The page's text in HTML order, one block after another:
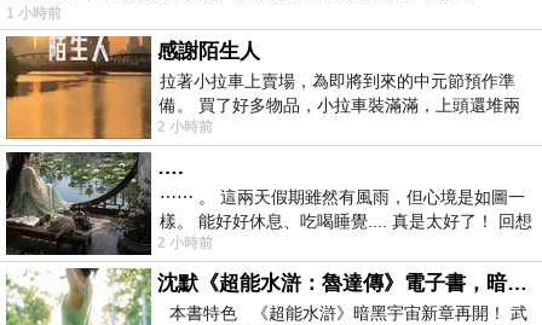
1 小時前
感謝陌生人
拉著小拉車上賣場，為即將到來的中元節預作準
備。 買了好多物品，小拉車裝滿滿，上頭還堆兩
紙箱。 雖辛苦了點，這點程度我一個人搬
2 小時前
….
⋯⋯ 。 這兩天假期雖然有風雨，但心境是如圖一
樣。 能好好休息、吃喝睡覺.... 真是太好了！ 回想
起來，以前根本就很難有這
2 小時前
沈默《超能水滸：魯達傳》電子書，暗黑宇宙新章，一一五年八月璀璨上架！
本書特色 《超能水滸》暗黑宇宙新章再開！ 武